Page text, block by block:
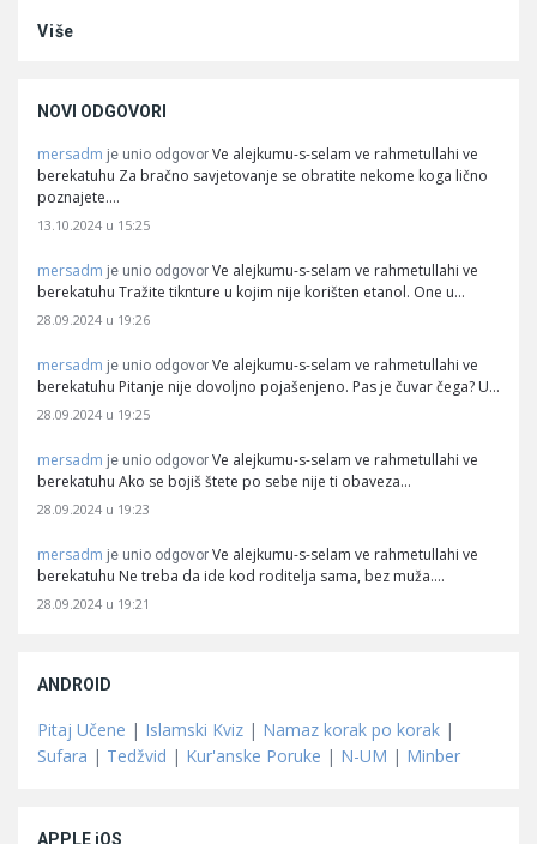
Više
NOVI ODGOVORI
mersadm je unio odgovor Ve alejkumu-s-selam ve rahmetullahi ve
berekatuhu Za bračno savjetovanje se obratite nekome koga lično
poznajete.…
13.10.2024 u 15:25
mersadm je unio odgovor Ve alejkumu-s-selam ve rahmetullahi ve
berekatuhu Tražite tiknture u kojim nije korišten etanol. One u…
28.09.2024 u 19:26
mersadm je unio odgovor Ve alejkumu-s-selam ve rahmetullahi ve
berekatuhu Pitanje nije dovoljno pojašenjeno. Pas je čuvar čega? U…
28.09.2024 u 19:25
mersadm je unio odgovor Ve alejkumu-s-selam ve rahmetullahi ve
berekatuhu Ako se bojiš štete po sebe nije ti obaveza…
28.09.2024 u 19:23
mersadm je unio odgovor Ve alejkumu-s-selam ve rahmetullahi ve
berekatuhu Ne treba da ide kod roditelja sama, bez muža.…
28.09.2024 u 19:21
ANDROID
Pitaj Učene | Islamski Kviz | Namaz korak po korak |
Sufara | Tedžvid | Kur'anske Poruke | N-UM | Minber
APPLE iOS